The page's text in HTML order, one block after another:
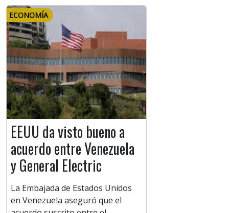
ECONOMÍA
EEUU da visto bueno a
acuerdo entre Venezuela
y General Electric
La Embajada de Estados Unidos
en Venezuela aseguró que el